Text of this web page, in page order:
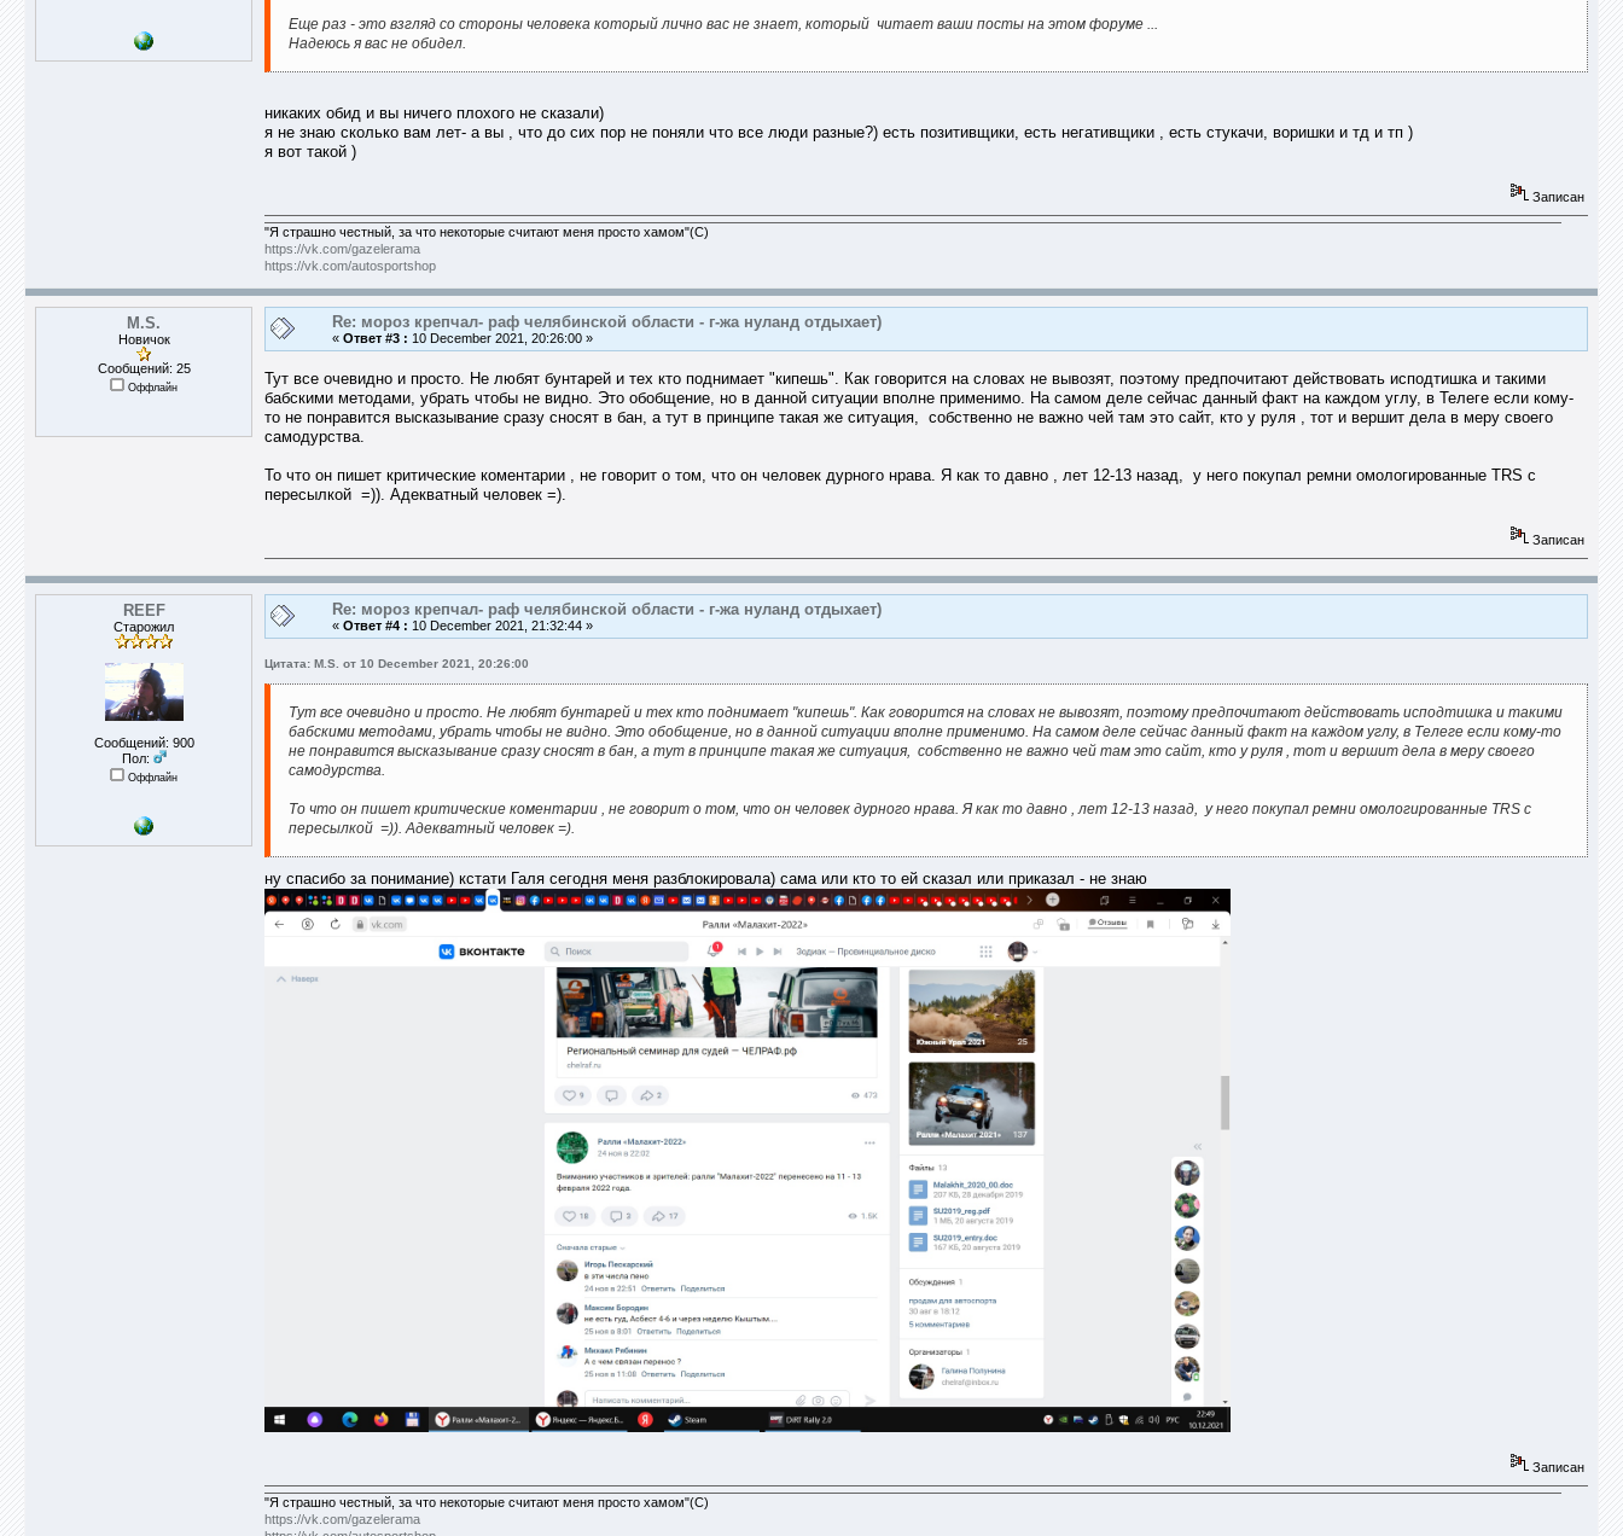
Еще раз - это взгляд со стороны человека который лично вас не знает, который читает ваши посты на этом форуме ...
Надеюсь я вас не обидел.
никаких обид и вы ничего плохого не сказали)
я не знаю сколько вам лет- а вы , что до сих пор не поняли что все люди разные?) есть позитивщики, есть негативщики , есть стукачи, воришки и тд и тп )
я вот такой )
Записан
"Я страшно честный, за что некоторые считают меня просто хамом"(С)
https://vk.com/gazelerama
https://vk.com/autosportshop
M.S.
Новичок
Сообщений: 25
Оффлайн
Re: мороз крепчал- раф челябинской области - г-жа нуланд отдыхает)
« Ответ #3 : 10 December 2021, 20:26:00 »
Тут все очевидно и просто. Не любят бунтарей и тех кто поднимает "кипешь". Как говорится на словах не вывозят, поэтому предпочитают действовать исподтишка и такими
бабскими методами, убрать чтобы не видно. Это обобщение, но в данной ситуации вполне применимо. На самом деле сейчас данный факт на каждом углу, в Телеге если кому-
то не понравится высказывание сразу сносят в бан, а тут в принципе такая же ситуация, собственно не важно чей там это сайт, кто у руля , тот и вершит дела в меру своего
самодурства.
То что он пишет критические коментарии , не говорит о том, что он человек дурного нрава. Я как то давно , лет 12-13 назад, у него покупал ремни омологированные TRS с
пересылкой =)). Адекватный человек =).
Записан
REEF
Старожил
Сообщений: 900
Пол:
Оффлайн
Re: мороз крепчал- раф челябинской области - г-жа нуланд отдыхает)
« Ответ #4 : 10 December 2021, 21:32:44 »
Цитата: M.S. от 10 December 2021, 20:26:00
Тут все очевидно и просто. Не любят бунтарей и тех кто поднимает "кипешь". Как говорится на словах не вывозят, поэтому предпочитают действовать исподтишка и такими
бабскими методами, убрать чтобы не видно. Это обобщение, но в данной ситуации вполне применимо. На самом деле сейчас данный факт на каждом углу, в Телеге если кому-то
не понравится высказывание сразу сносят в бан, а тут в принципе такая же ситуация, собственно не важно чей там это сайт, кто у руля , тот и вершит дела в меру своего
самодурства.
То что он пишет критические коментарии , не говорит о том, что он человек дурного нрава. Я как то давно , лет 12-13 назад, у него покупал ремни омологированные TRS с
пересылкой =)). Адекватный человек =).
ну спасибо за понимание) кстати Галя сегодня меня разблокировала) сама или кто то ей сказал или приказал - не знаю
Записан
"Я страшно честный, за что некоторые считают меня просто хамом"(С)
https://vk.com/gazelerama